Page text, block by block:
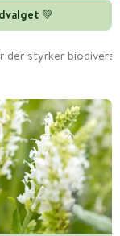
💚
der styrker